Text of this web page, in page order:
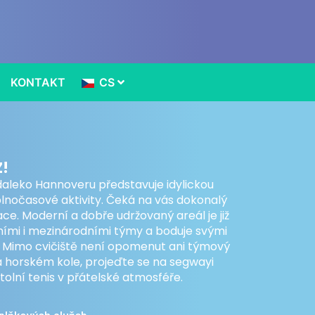
KONTAKT CS
Hannoveru představuje idylickou
aktivity. Čeká na vás dokonalý
Moderní a dobře udržovaný areál je již
i mezinárodními týmy a boduje svými
cvičiště není opomenut ani týmový
kole, projeďte se na segwayi
tenis v přátelské atmosféře.